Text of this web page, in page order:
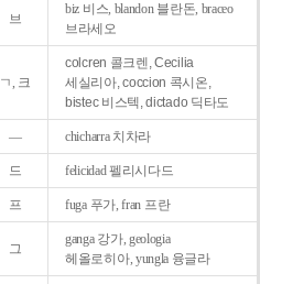
브
biz 비스, blandon 블란돈, braceo
브라세오
ㄱ, 크
colcren 콜크렌, Cecilia
세실리아, coccion 콕시온,
bistec 비스텍, dictado 딕타도
― chicharra 치차라
드 felicidad 펠리시다드
프 fuga 푸가, fran 프란
그
ganga 강가, geologia
헤올로히아, yungla 융글라